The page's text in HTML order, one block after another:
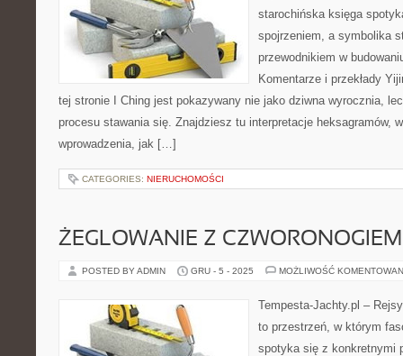
starochińska księga
spojrzeniem, a symbolika
przewodnikiem w
Komentarze i przekłady
tej stronie I Ching jest pokazywany nie jako dziwna wyrocznia,
procesu stawania się. Znajdziesz tu interpretacje heksagramów,
wprowadzenia, jak […]
CATEGORIES: NIERUCHOMOŚCI
ŻEGLOWANIE Z CZWORONOGIEM
POSTED BY ADMIN GRU - 5 - 2025 MOŻLIWOŚĆ
Tempesta-Jachty.pl –
to przestrzeń, w którym
spotyka się z konkretnymi